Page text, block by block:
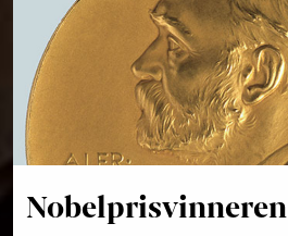
Nobelprisvinneren